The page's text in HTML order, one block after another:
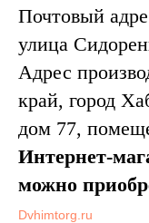
Почтовый
улица
Адрес
край, город
дом 77,
Интернет-
можно
Dvhimtorg.ru